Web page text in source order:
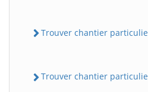
Trouver chantier
Trouver chantier particulier